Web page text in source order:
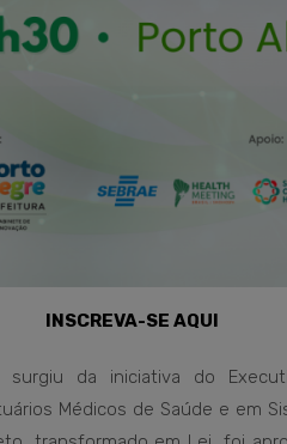
INSCREVA-SE AQUI
da iniciativa do
Médicos de Saúde e em